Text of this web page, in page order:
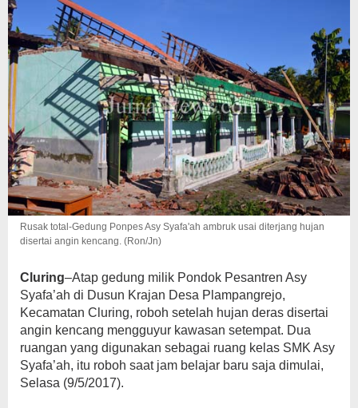
Rusak total-Gedung Ponpes Asy Syafa'ah ambruk usai diterjang hujan
disertai angin kencang. (Ron/Jn)
Cluring–Atap gedung milik Pondok Pesantren Asy
Syafa’ah di Dusun Krajan Desa Plampangrejo,
Kecamatan Cluring, roboh setelah hujan deras disertai
angin kencang mengguyur kawasan setempat. Dua
ruangan yang digunakan sebagai ruang kelas SMK Asy
Syafa’ah, itu roboh saat jam belajar baru saja dimulai,
Selasa (9/5/2017).